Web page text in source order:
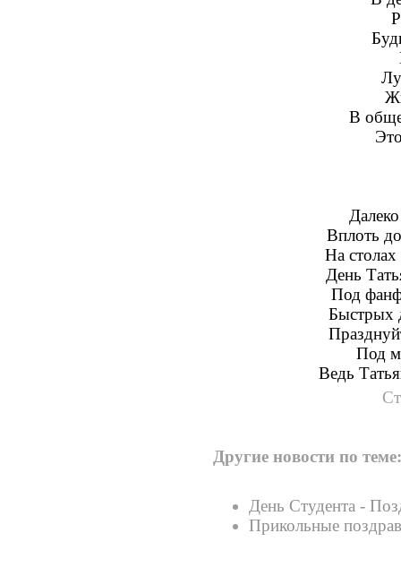
В
Вплоть
На
День
Под
Быстрых
Под
Ведь
Другие новости по теме:
День Студента -
Прикольные